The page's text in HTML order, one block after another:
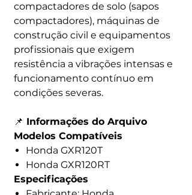
compactadores de solo (sapos
compactadores), máquinas de
construção civil e equipamentos
profissionais que exigem
resistência a vibrações intensas e
funcionamento contínuo em
condições severas.
📌 Informações do Arquivo
Modelos Compatíveis
Honda GXR120T
Honda GXR120RT
Especificações